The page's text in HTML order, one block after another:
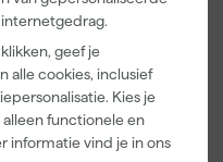
geef je
alle cookies, inclusief
Kies je
functionele en
informatie vind je in ons
12cm Roller -
0,5L + 5
Inzetbakken
Morgen
bezorgd
3,99